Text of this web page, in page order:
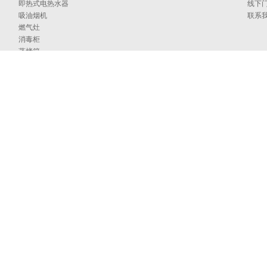
即热式电热水器
吸油烟机
燃气灶
消毒柜
蒸烤箱
线下
联系